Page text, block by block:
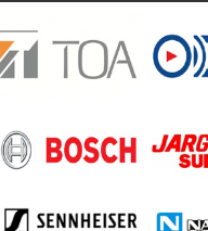
120 EU Công Suất